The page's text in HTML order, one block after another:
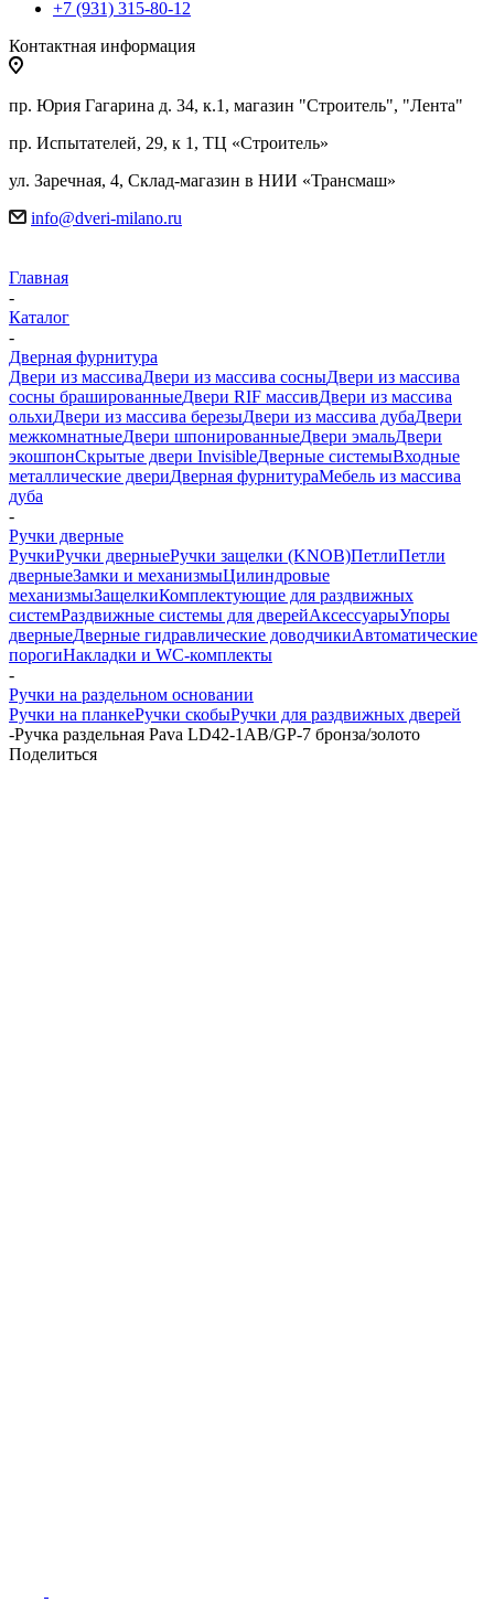
+7 (931) 315-80-12
Контактная информация
пр. Юрия Гагарина д. 34, к.1, магазин "Строитель", "Лента"
пр. Испытателей, 29, к 1, ТЦ «Строитель»
ул. Заречная, 4, Склад-магазин в НИИ «Трансмаш»
info@dveri-milano.ru
Главная
-
Каталог
-
Дверная фурнитура
Двери из массиваДвери из массива сосныДвери из массива
сосны брашированныеДвери RIF массивДвери из массива
ольхиДвери из массива березыДвери из массива дубаДвери
межкомнатныеДвери шпонированныеДвери эмальДвери
экошпонСкрытые двери InvisibleДверные системыВходные
металлические двериДверная фурнитураМебель из массива
дуба
-
Ручки дверные
РучкиРучки дверныеРучки защелки (KNOB)ПетлиПетли
дверныеЗамки и механизмыЦилиндровые
механизмыЗащелкиКомплектующие для раздвижных
системРаздвижные системы для дверейАксессуарыУпоры
дверныеДверные гидравлические доводчикиАвтоматические
порогиНакладки и WC-комплекты
-
Ручки на раздельном основании
Ручки на планкеРучки скобыРучки для раздвижных дверей
-Ручка раздельная Pava LD42-1AB/GP-7 бронза/золото
Поделиться